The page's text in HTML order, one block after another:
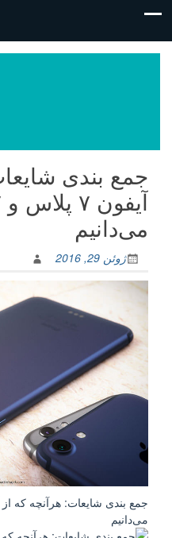
نوشته‌ها
جمع بندی
می‌دانیم
ژوئن 29, 2016
می‌دانیم